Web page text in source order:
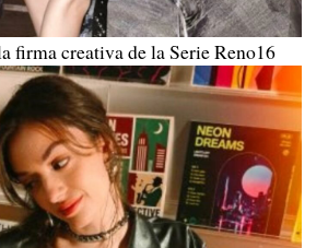
firma creativa de la Serie Reno16